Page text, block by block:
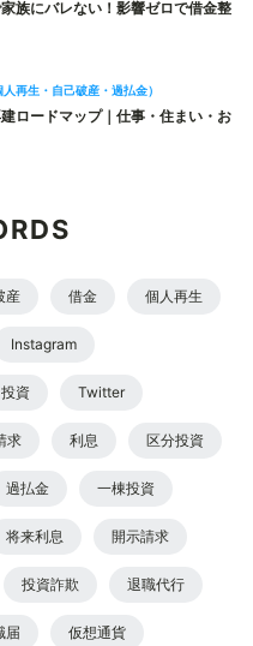
家族にバレない！影響ゼロで借金整
再生・自己破産・過払金）
ロードマップ｜仕事・住まい・お
産 借金 個人再生
Instagram
投資 Twitter
求 利息 区分投資
過払金 一棟投資
将来利息 開示請求
投資詐欺 退職代行
届 仮想通貨